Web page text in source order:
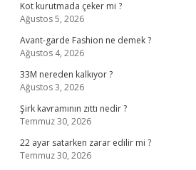
Kot kurutmada çeker mi ?
Ağustos 5, 2026
Avant-garde Fashion ne demek ?
Ağustos 4, 2026
33M nereden kalkıyor ?
Ağustos 3, 2026
Şirk kavramının zıttı nedir ?
Temmuz 30, 2026
22 ayar satarken zarar edilir mi ?
Temmuz 30, 2026